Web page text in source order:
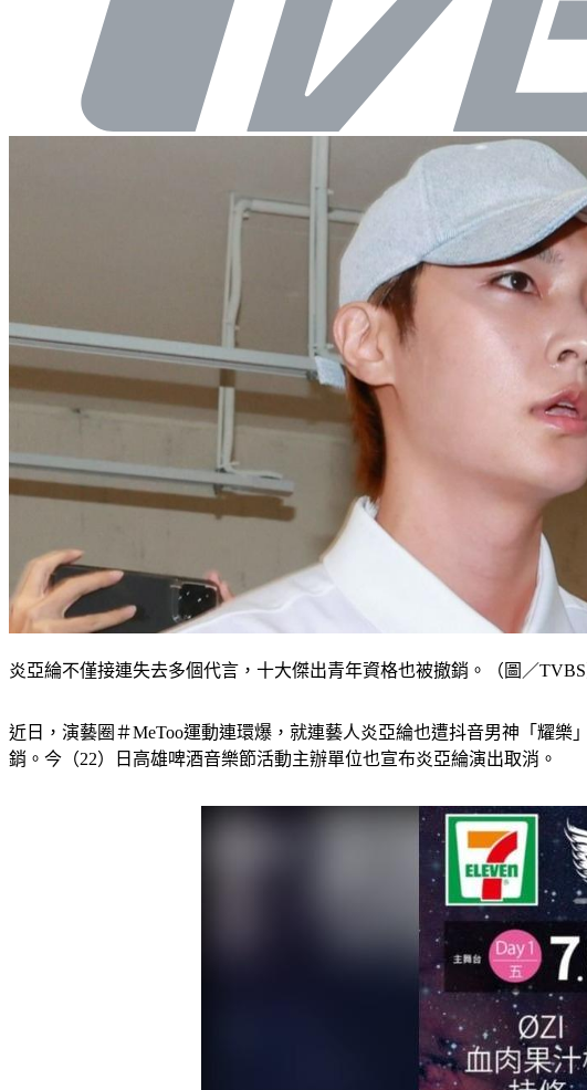
炎亞綸不僅接連失去多個代言，十大傑出青年資格也被撤銷。（圖／TVBS
近日，演藝圈＃MeToo運動連環爆，就連藝人炎亞綸也遭抖音男神「耀
銷。今（22）日高雄啤酒音樂節活動主辦單位也宣布炎亞綸演出取消。